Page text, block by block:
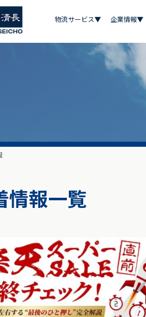
物流サービス▼ 企業情報▼
情報一覧